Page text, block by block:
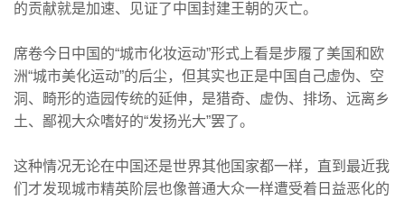
的贡献就是加速、见证了中国封建王朝的灭亡。
席卷今日中国的“城市化妆运动”形式上看是步履了美国和欧
洲“城市美化运动”的后尘，但其实也正是中国自己虚伪、空
洞、畸形的造园传统的延伸，是猎奇、虚伪、排场、远离乡
土、鄙视大众嗜好的“发扬光大”罢了。
这种情况无论在中国还是世界其他国家都一样，直到最近我
们才发现城市精英阶层也像普通大众一样遭受着日益恶化的